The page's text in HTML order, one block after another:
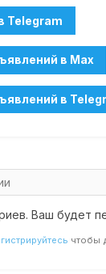
Ваш будет
чтобы